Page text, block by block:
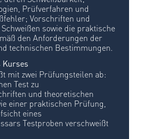
Prüfverfahren und
Vorschriften und
sowie die praktische
den Anforderungen der
technischen Bestimmungen.
Kurses
mit zwei Prüfungsteilen ab:
Test zu
und theoretischen
einer praktischen Prüfung,
eines
Testproben verschweißt